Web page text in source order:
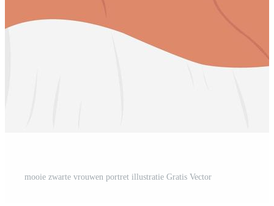
mooie zwarte vrouwen portret illustratie Gratis Vector